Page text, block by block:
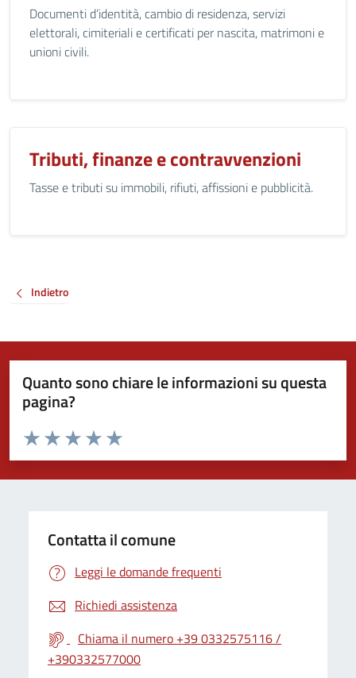
Documenti d’identità, cambio di residenza, servizi
elettorali, cimiteriali e certificati per nascita, matrimoni e
unioni civili.
Tributi, finanze e contravvenzioni
Tasse e tributi su immobili, rifiuti, affissioni e pubblicità.
Indietro
Quanto sono chiare le informazioni su questa
pagina?
Valuta da 1 a 5 stelle la pagina
Valuta 5 stelle su 5
Valuta 4 stelle su 5
Valuta 3 stelle su 5
Valuta 2 stelle su 5
Valuta 1 stelle su 5
Contatta il comune
Leggi le domande frequenti
Richiedi assistenza
Chiama il numero +39 0332575116 /
+390332577000